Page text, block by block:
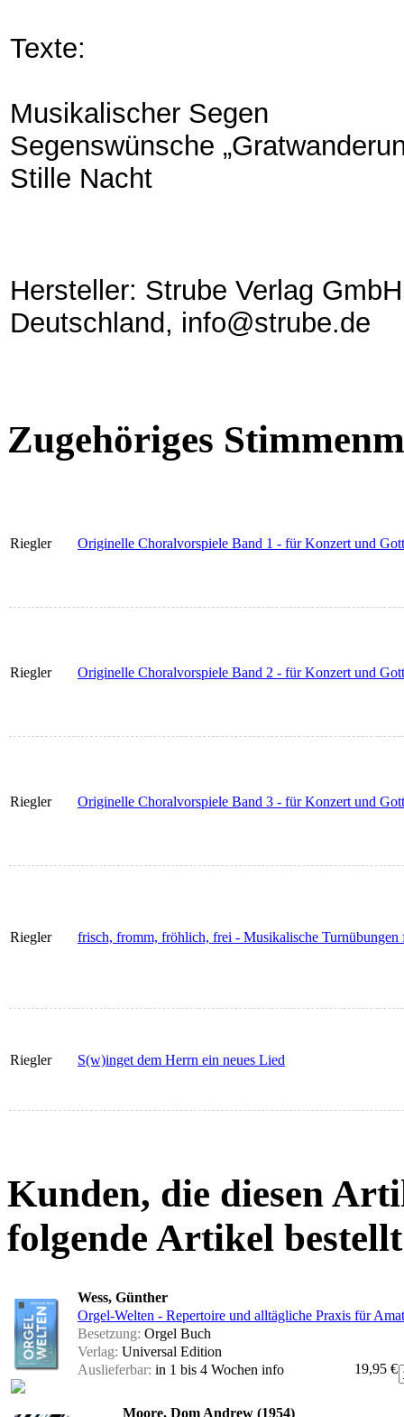
Texte:
Musikalischer Segen
Segenswünsche
Stille Nacht
Hersteller: Strube Verlag
Deutschland, info@strube.de
Zugehöriges
Riegler Originelle Choralvorspiele Band 1 - für Konzert und
Riegler Originelle Choralvorspiele Band 2 - für Konzert und
Riegler Originelle Choralvorspiele Band 3 - für Konzert und
Riegler frisch, fromm, fröhlich, frei - Musikalische Turnübungen
Riegler S(w)inget dem Herrn ein neues Lied
Kunden, die diesen
folgende Artikel
Wess, Günther
Orgel-Welten - Repertoire und alltägliche Praxis für
Besetzung: Orgel Buch
Verlag: Universal Edition
Auslieferbar: in 1 bis 4 Wochen info 19,95 €
Moore, Dom Andrew (1954)